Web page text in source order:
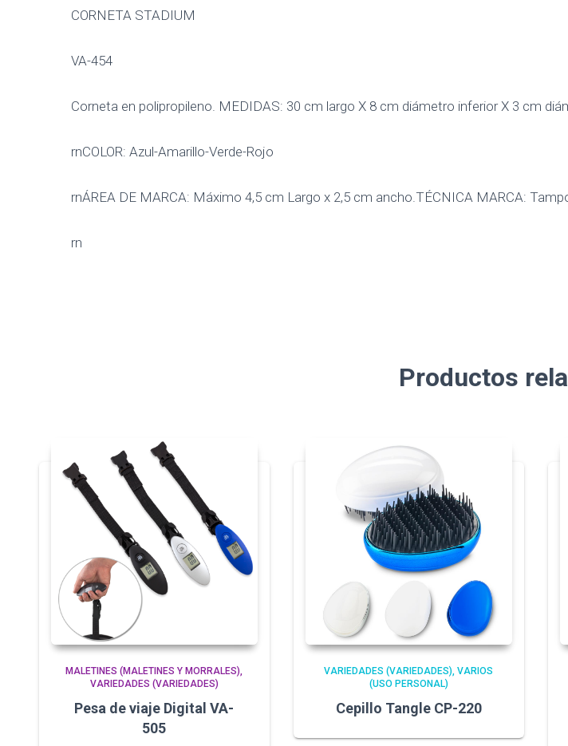
CORNETA STADIUM
VA-454
Corneta en polipropileno. MEDIDAS: 30 cm largo X 8 cm diámetro inferior X 3 cm
rnCOLOR: Azul-Amarillo-Verde-Rojo
rnÁREA DE MARCA: Máximo 4,5 cm Largo x 2,5 cm ancho.TÉCNICA MARCA:
rn
Productos
MALETINES (MALETINES Y MORRALES)
VARIEDADES (VARIEDADES)
Pesa de viaje Digital VA-
505
VARIEDADES (VARIEDADES) VARIOS
(USO PERSONAL)
Cepillo Tangle CP-220